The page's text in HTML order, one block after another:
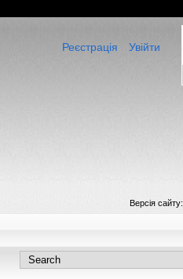
Увійти
Реєстрація
Версія сайту: